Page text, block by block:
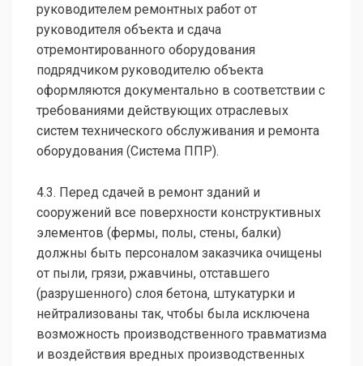
руководителем ремонтных работ от
руководителя объекта и сдача
отремонтированного оборудования
подрядчиком руководителю объекта
оформляются документально в соответствии с
требованиями действующих отраслевых
систем технического обслуживания и ремонта
оборудования (Система ППР).
4.3. Перед сдачей в ремонт зданий и
сооружений все поверхности конструктивных
элементов (фермы, полы, стены, балки)
должны быть персоналом заказчика очищены
от пыли, грязи, ржавчины, отставшего
(разрушенного) слоя бетона‚ штукатурки и
нейтрализованы так, чтобы была исключена
возможность производственного травматизма
и воздействия вредных производственных